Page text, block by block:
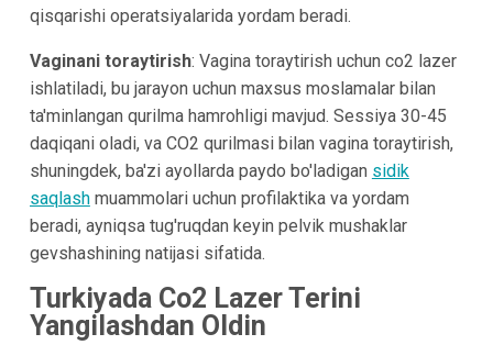
qisqarishi operatsiyalarida yordam beradi.
Vaginani toraytirish: Vagina toraytirish uchun co2 lazer
ishlatiladi, bu jarayon uchun maxsus moslamalar bilan
ta'minlangan qurilma hamrohligi mavjud. Sessiya 30-45
daqiqani oladi, va CO2 qurilmasi bilan vagina toraytirish,
shuningdek, ba'zi ayollarda paydo bo'ladigan sidik
saqlashmuammolari uchun profilaktika va yordam
beradi, ayniqsa tug'ruqdan keyin pelvik mushaklar
gevshashining natijasi sifatida.
Turkiyada Co2 Lazer Terini
Yangilashdan Oldin